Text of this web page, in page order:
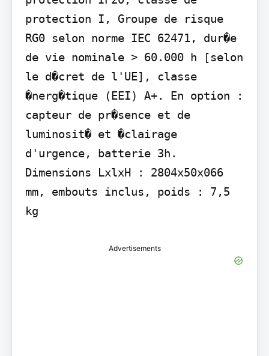
protection I, Groupe de risque
RG0 selon norme IEC 62471, dur�e
de vie nominale > 60.000 h [selon
le d�cret de l'UE], classe
�nerg�tique (EEI) A+. En option :
capteur de pr�sence et de
luminosit� et �clairage
d'urgence, batterie 3h.
Dimensions LxlxH : 2804x50x066
mm, embouts inclus, poids : 7,5
kg
Advertisements